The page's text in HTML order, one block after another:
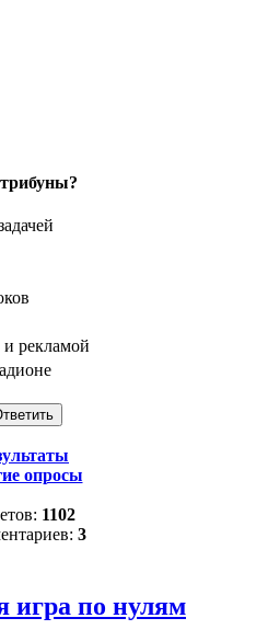
рекламой
опросы
1102
3
игра по нулям